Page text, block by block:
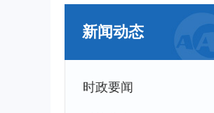
新闻动态
时政要闻